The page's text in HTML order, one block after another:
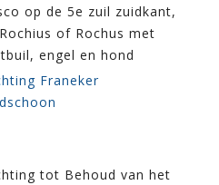
op de 5e zuil zuidkant,
of Rochus met
engel en hond
Franeker
tot Behoud van het